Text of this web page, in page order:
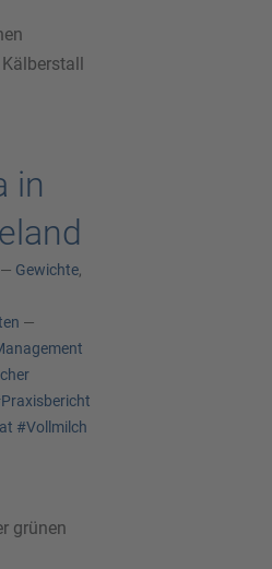
in
Gewichte,
—
#Vollmilch
grünen